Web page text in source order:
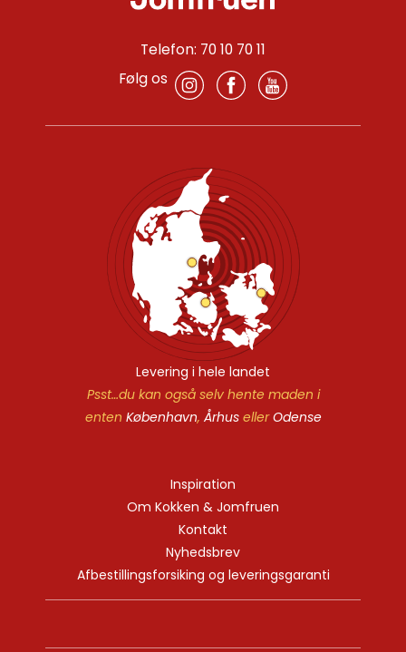
Telefon: 70 10 70 11
Følg os
Levering i hele landet
Psst…du kan også selv hente maden i
enten København, ÅrhusellerOdense
Inspiration
Om Kokken & Jomfruen
Kontakt
Nyhedsbrev
Afbestillingsforsiking og leveringsgaranti